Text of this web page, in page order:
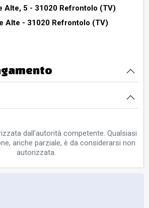
Alte, 5 - 31020 Refrontolo (TV)
Alte - 31020 Refrontolo (TV)
dall'autorità competente. Qualsiasi
anche parziale, è da considerarsi non
autorizzata.